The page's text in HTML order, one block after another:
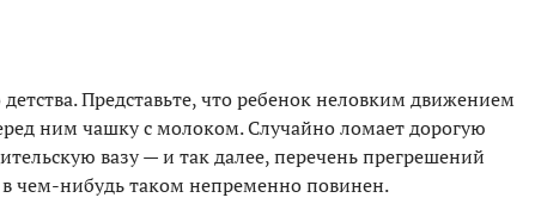
детства. Представьте, что ребенок неловким движением
ним чашку с молоком. Случайно ломает дорогую
вазу — и так далее, перечень прегрешений
чем-нибудь таком непременно повинен.